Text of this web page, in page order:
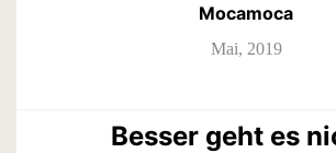
Mocamoca
Mai, 2019
Besser geht es